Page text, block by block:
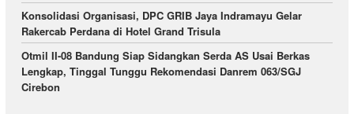
Konsolidasi Organisasi, DPC GRIB Jaya Indramayu Gelar
Rakercab Perdana di Hotel Grand Trisula
Otmil II-08 Bandung Siap Sidangkan Serda AS Usai Berkas
Lengkap, Tinggal Tunggu Rekomendasi Danrem 063/SGJ
Cirebon